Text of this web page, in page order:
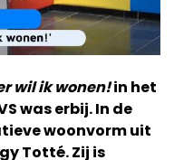
wil ik wonen!in het
was erbij. In de
woonvorm uit
Totté. Zij is